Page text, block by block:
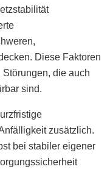
Diese Faktoren
die auch
sind.
zusätzlich.
bei stabiler eigener